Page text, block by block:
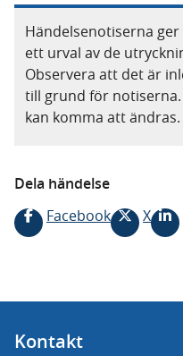
Händelsenotiserna
ett urval av de
Observera att det är
till grund för
kan komma att ändras.
Dela händelse
Facebook
X
Kontakt